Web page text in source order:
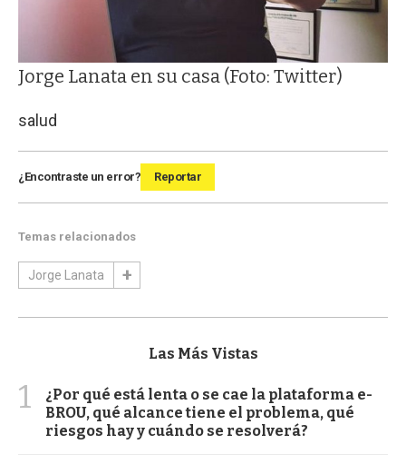
Jorge Lanata en su casa (Foto: Twitter)
salud
¿Encontraste un error? Reportar
Temas relacionados
Jorge Lanata
Las Más Vistas
1
¿Por qué está lenta o se cae la plataforma e-
BROU, qué alcance tiene el problema, qué
riesgos hay y cuándo se resolverá?